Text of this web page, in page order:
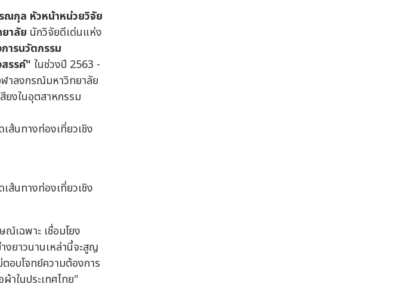
ณกุล หัวหน้าหน่วยวิจัย
าลัย นักวิจัยดีเด่นแห่ง
ารนวัตกรรม
รรค์" ในช่วงปี 2563 -
าลงกรณ์มหาวิทยาลัย
ยงในอุตสาหกรรม
เฉพาะ เชื่อมโยง
ยาวนานเหล่านี้จะสูญ
อบโจทย์ความต้องการ
าในประเทศไทย"